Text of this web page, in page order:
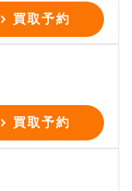
買取予約
買取予約